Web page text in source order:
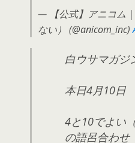
— 【公式】アニコム |
ない） (@anicom_inc)
白ウサマガジ
本日4月10日
4と10でよい
の語呂合わせ